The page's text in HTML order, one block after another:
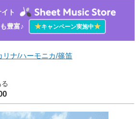
ト
豊富♪
★キャンペーン実施中★
リナ/ハーモニカ/篠笛